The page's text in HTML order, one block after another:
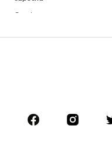
Camisetas
ROPA